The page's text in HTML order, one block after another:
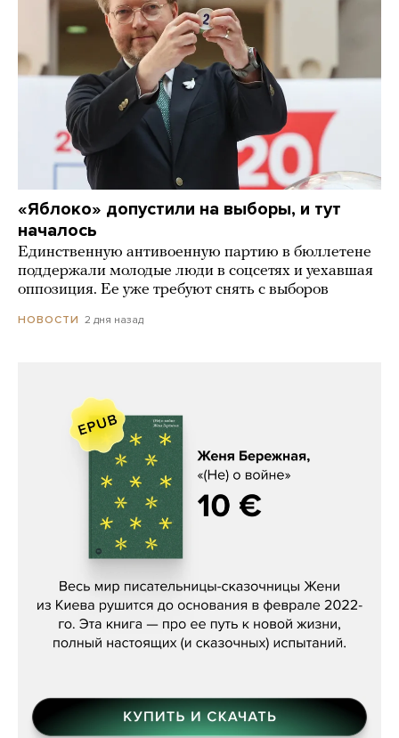
«Яблоко» допустили на выборы, и тут
началось
Единственную антивоенную партию в бюллетене
поддержали молодые люди в соцсетях и уехавшая
оппозиция. Ее уже требуют снять с выборов
НОВОСТИ 2 дня назад
Женя Бережная, «(Не) о войне»